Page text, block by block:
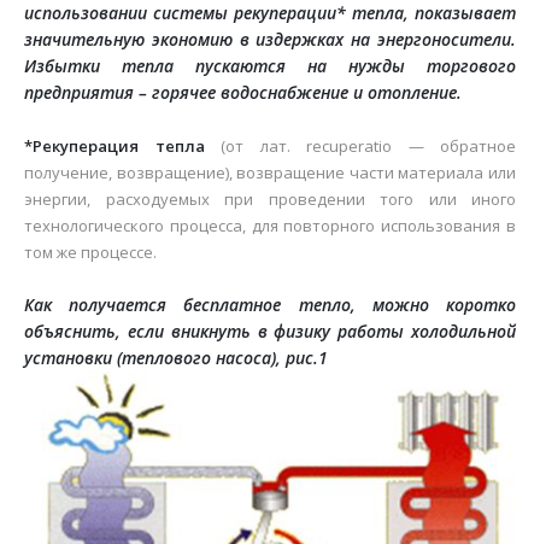
Відгуки
Ліцензії, сертифікати, дипломи
Вакансії
Автоматизація
Сервіс
использовании системы рекуперации* тепла, показывает
значительную экономию в издержках на энергоносители.
Избытки тепла пускаются на нужды торгового
предприятия – горячее водоснабжение и отопление.
*Рекуперация тепла (от лат. recuperatio — обратное
получение, возвращение), возвращение части материала или
энергии, расходуемых при проведении того или иного
технологического процесса, для повторного использования в
том же процессе.
Как получается бесплатное тепло, можно коротко
объяснить, если вникнуть в физику работы холодильной
установки (теплового насоса), рис.1